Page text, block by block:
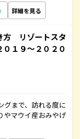
詳細を見る
方 リゾートスタ
１９～２０２０
グまで、訪れる度に
やマウイ産おみやげ